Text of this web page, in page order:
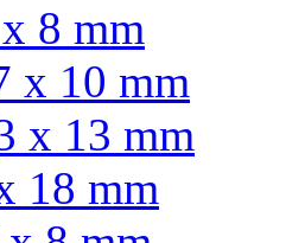
8 mm
x 10 mm
x 13 mm
18 mm